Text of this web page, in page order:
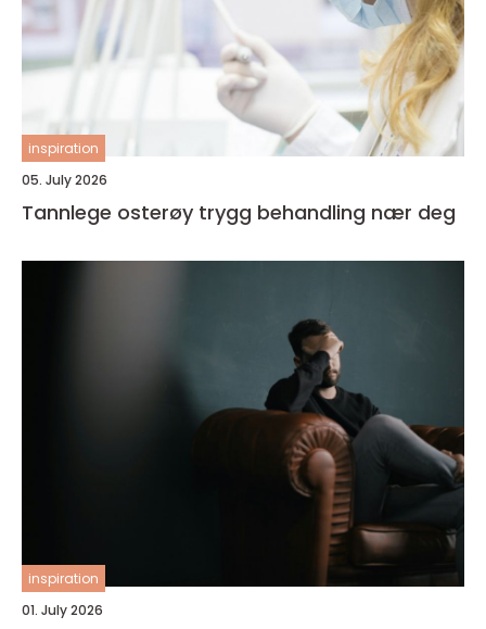
inspiration
05. July 2026
Tannlege osterøy trygg behandling nær deg
inspiration
01. July 2026